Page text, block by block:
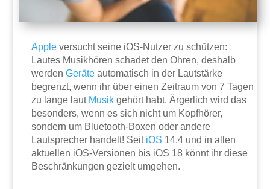
Apple versucht seine iOS-Nutzer zu schützen:
Lautes Musikhören schadet den Ohren, deshalb
werdenGeräte automatisch in der Lautstärke
begrenzt, wenn ihr über einen Zeitraum von 7 Tagen
zu lange laut Musik gehört habt. Ärgerlich wird das
besonders, wenn es sich nicht um Kopfhörer,
sondern um Bluetooth-Boxen oder andere
Lautsprecher handelt! Seit iOS 14.4 und in allen
aktuellen iOS-Versionen bis iOS 18 könnt ihr diese
Beschränkungen gezielt umgehen.